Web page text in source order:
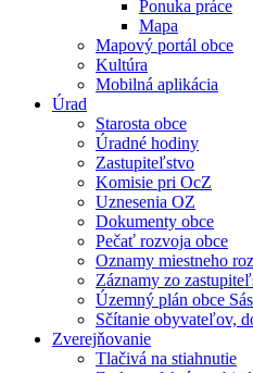
Ponuka práce
Mapa
Mapový portál obce
Kultúra
Mobilná aplikácia
Úrad
Starosta obce
Úradné hodiny
Zastupiteľstvo
Komisie pri OcZ
Uznesenia OZ
Dokumenty obce
Pečať rozvoja obce
Oznamy miestneho
Záznamy zo
Územný plán obce
Sčítanie obyvateľov,
Zverejňovanie
Tlačivá na stiahnutie